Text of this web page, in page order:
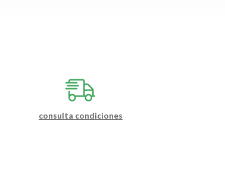
consulta condiciones